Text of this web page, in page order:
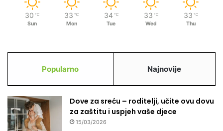
30 ℃
Sun
33 ℃
Mon
34 ℃
Tue
33 ℃
Wed
33 ℃
Thu
Popularno Najnovije
Dove za sreću – roditelji, učite ovu dovu
za zaštitu i uspjeh vaše djece
15/03/2026